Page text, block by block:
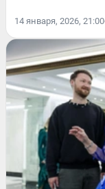
14 января, 2026, 21:00